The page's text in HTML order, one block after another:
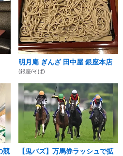
明月庵 ぎんざ 田中屋 銀座本店
(銀座/そば)
競
【鬼バズ】万馬券ラッシュで拡